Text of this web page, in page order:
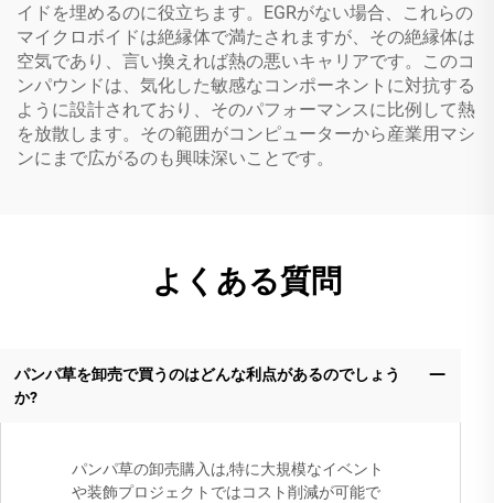
イドを埋めるのに役立ちます。EGRがない場合、これらの
マイクロボイドは絶縁体で満たされますが、その絶縁体は
空気であり、言い換えれば熱の悪いキャリアです。このコ
ンパウンドは、気化した敏感なコンポーネントに対抗する
ように設計されており、そのパフォーマンスに比例して熱
を放散します。その範囲がコンピューターから産業用マシ
ンにまで広がるのも興味深いことです。
よくある質問
パンパ草を卸売で買うのはどんな利点があるのでしょう
か?
パンパ草の卸売購入は,特に大規模なイベント
や装飾プロジェクトではコスト削減が可能で